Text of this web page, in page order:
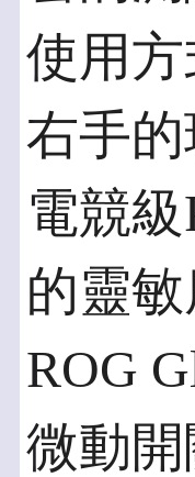
使用
右手
電競
的靈
ROG
微動